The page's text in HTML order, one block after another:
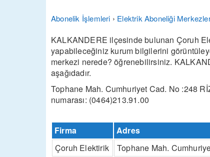
Abonelik İşlemleri › Elektrik Aboneliği
KALKANDERE ilçesinde bulunan Çoruh
yapabileceğiniz kurum bilgilerini
merkezi nerede? öğrenebilirsiniz.
aşağıdadır.
Tophane Mah. Cumhuriyet Cad. No :248
numarası: (0464)213.91.00
Firma Adres
Çoruh Elektirik
Tophane Mah.